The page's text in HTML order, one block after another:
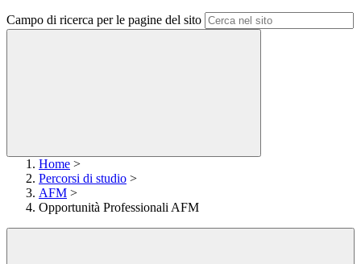
Campo di ricerca per le pagine del sito
Home >
Percorsi di studio >
AFM >
Opportunità Professionali AFM